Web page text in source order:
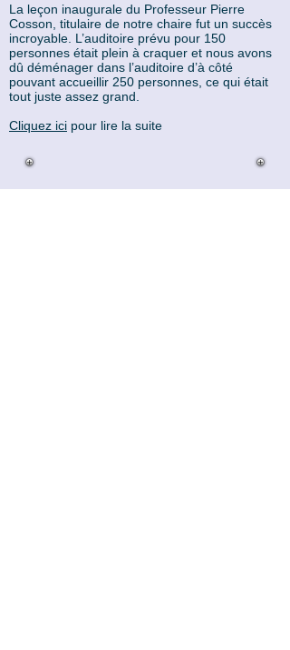
La leçon inaugurale du Professeur Pierre
Cosson, titulaire de notre chaire fut un succès
incroyable. L’auditoire prévu pour 150
personnes était plein à craquer et nous avons
dû déménager dans l’auditoire d’à côté
pouvant accueillir 250 personnes, ce qui était
tout juste assez grand.
Cliquez ici pour lire la suite